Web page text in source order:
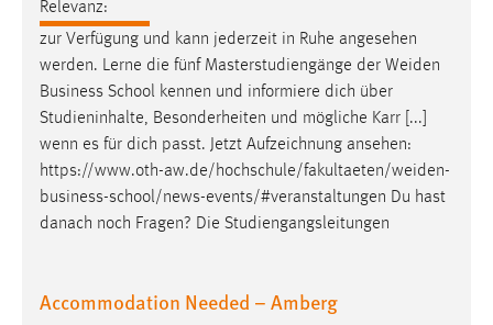
Relevanz:
zur Verfügung und kann jederzeit in Ruhe angesehen
werden. Lerne die fünf Masterstudiengänge der Weiden
Business School kennen und informiere dich über
Studieninhalte, Besonderheiten und mögliche Karr [...]
wenn es für dich passt. Jetzt Aufzeichnung ansehen:
https://www.oth-aw.de/hochschule/fakultaeten/weiden-
business-school/news-events/#veranstaltungen Du hast
danach noch Fragen? Die Studiengangsleitungen
Accommodation Needed – Amberg
MibewSessionID, mibew-chat-frame-style-
5e9dbeb1811c0446 = Sitzungslaufzeit, mibew_locale = 3
Jahre, MIBEW_UserID = 1 Jahr
Login
Name:
fe_user, be_user, be_lastLoginProvider
Zweck:
Cookie Laufzeit: